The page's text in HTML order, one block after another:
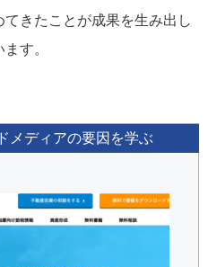
きたことが成果を生み出し
す。
メディアの要因を学ぶ